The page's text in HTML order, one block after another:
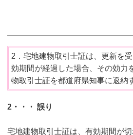
2．宅地建物取引士証は、更新を
効期間が経過した場合、その効力
物取引士証を都道府県知事に返納
2・・・ 誤り
宅地建物取引士証は、有効期間が